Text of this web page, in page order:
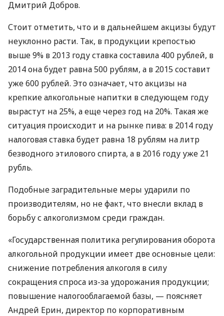
Дмитрий Добров.
Стоит отметить, что и в дальнейшем акцизы будут
неуклонно расти. Так, в продукции крепостью
выше 9% в 2013 году ставка составила 400 рублей, в
2014 она будет равна 500 рублям, а в 2015 составит
уже 600 рублей. Это означает, что акцизы на
крепкие алкогольные напитки в следующем году
вырастут на 25%, а еще через год на 20%. Такая же
ситуация происходит и на рынке пива: в 2014 году
налоговая ставка будет равна 18 рублям на литр
безводного этилового спирта, а в 2016 году уже 21
рубль.
Подобные заградительные меры ударили по
производителям, но не факт, что внесли вклад в
борьбу с алкоголизмом среди граждан.
«Государственная политика регулирования оборота
алкогольной продукции имеет две основные цели:
снижение потребления алкоголя в силу
сокращения спроса из-за удорожания продукции;
повышение налогооблагаемой базы, — поясняет
Андрей Ерин, директор по корпоративным